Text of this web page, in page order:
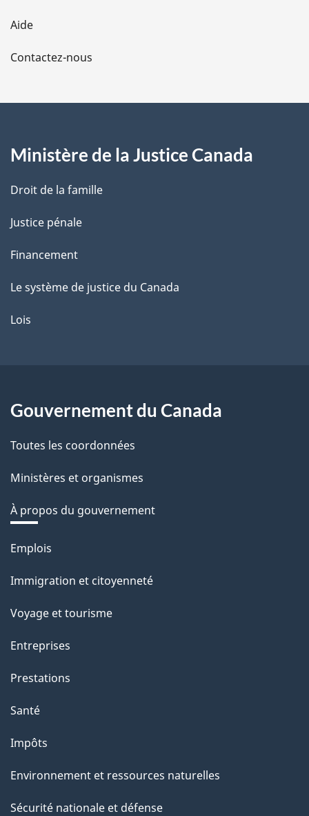
a
d
a
l
a
e
Aide
Contactez-nous
Ministère de la Justice Canada
Droit de la famille
Justice pénale
Financement
Le système de justice du Canada
Lois
Gouvernement du Canada
Toutes les coordonnées
Ministères et organismes
À propos du gouvernement
Thèmes
sujets
Emplois
Immigration et citoyenneté
Voyage et tourisme
Entreprises
Prestations
Santé
Impôts
Environnement et ressources naturelles
Sécurité nationale et défense